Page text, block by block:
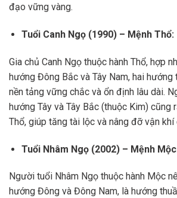
đạo vững vàng.
Tuổi Canh Ngọ (1990) – Mệnh Thổ:
Gia chủ Canh Ngọ thuộc hành Thổ, hợp
hướng Đông Bắc và Tây Nam, hai hướng
nền tảng vững chắc và ổn định lâu dài.
hướng Tây và Tây Bắc (thuộc Kim) cũng
Thổ, giúp tăng tài lộc và nâng đỡ vận khí
Tuổi Nhâm Ngọ (2002) – Mệnh
Người tuổi Nhâm Ngọ thuộc hành Mộc
hướng Đông và Đông Nam, là hướng